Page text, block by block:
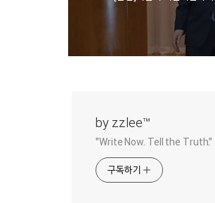
by zzlee™
"Write Now. Tell the Truth."
구독하기